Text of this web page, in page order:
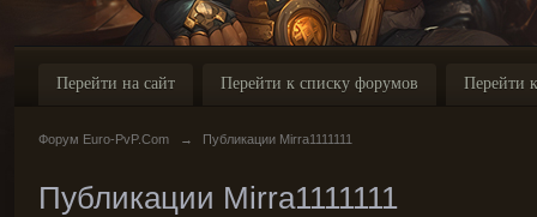
Перейти на сайт Перейти к списку форумов Перейти
Форум Euro-PvP.Com → Публикации Mirra1111111
Публикации Mirra1111111